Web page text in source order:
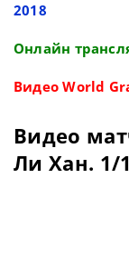
2018
Онлайн
Видео World
Видео
Ли Хан. 1/